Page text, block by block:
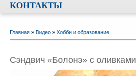
КОНТАКТЫ
Главная» Видео» Хобби и образование
Сэндвич «Болонэ» с оливками